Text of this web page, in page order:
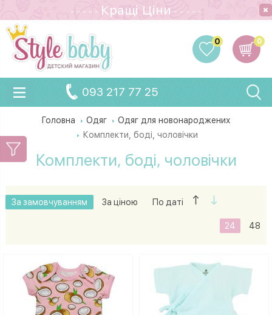
- - - - - Кращi Цiни - - - - -
0
0
093 217 77 25
Головна Одяг
Одяг для новонароджених
Комплекти, боді, чоловічки
Комплекти, боді, чоловічки
За замовчуванням За ціною По даті
24 48